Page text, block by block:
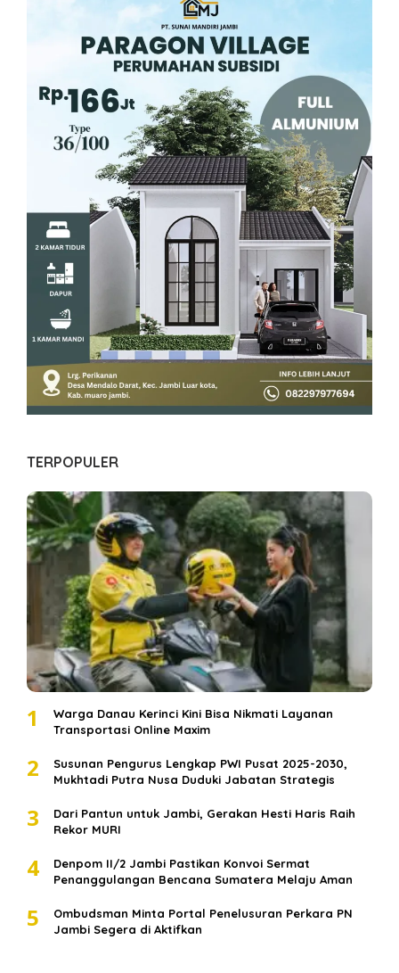
TERPOPULER
1
Warga Danau Kerinci Kini Bisa Nikmati Layanan
Transportasi Online Maxim
2
Susunan Pengurus Lengkap PWI Pusat 2025-2030,
Mukhtadi Putra Nusa Duduki Jabatan Strategis
3
Dari Pantun untuk Jambi, Gerakan Hesti Haris Raih
Rekor MURI
4
Denpom II/2 Jambi Pastikan Konvoi Sermat
Penanggulangan Bencana Sumatera Melaju Aman
5
Ombudsman Minta Portal Penelusuran Perkara PN
Jambi Segera di Aktifkan